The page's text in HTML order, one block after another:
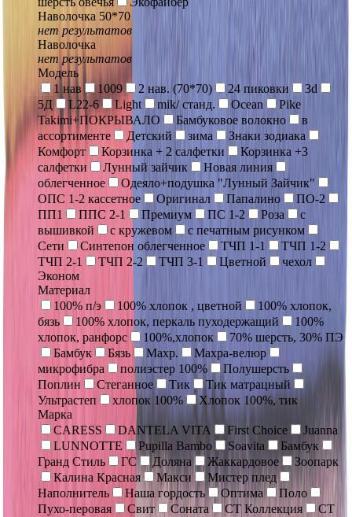
Наволочка 50*70
нет результатов
Наволочка
нет результатов
Модель
1 нав
1009 2 нав. (70*70) 24 пиковки
3d
5Д
L22-6 Light mik/ станд. Ocean
Pike
Takimi+ПОКРЫВАЛО
Бамбуковое волокно
в
ассортименте
Детский зима
Знаки зодиака
Комфорт
Корзинка + 2 салфетки
Корзинка +3
салфетки
Лунный зайчик
Новая линия
облегченное
Одеяло+подушка "Лунный Зайчик"
ОПС 1-2 кассетное
Оригинал Папалино
ПО-2
ПП1
ППС 2-1 Премиум ПС 1-2 Роза
с
вышивкой
с кружевом
с печатным рисунком
Сети
Синтепон облегченное ТЧП 1-1
ТЧП 1-2
ТЧП 2-1
ТЧП 2-2 ТЧП 3-1 Цветной
чехол
Эконом
Материал
100% п/э
100% хлопок , цветной
100% хлопок,
бязь
100% хлопок, перкаль пуходержащий
100%
хлопок, ранфорс
100%,хлопок
70% шерсть, 30% ПЭ
Бамбук
Бязь Махр.
Махра-велюр
микрофибра
полиэстер 100%
Полушерсть
Поплин
Стеганное Тик
Тик матрацный
Ультрастеп
хлопок 100%
Хлопок 100%, тик
Марка
CARESS
DANTELA VITA First Choice
Juanna
LUNNOTTE
Pupilla Bambo Soavita
Бамбук
Гранд Стиль
ГС Доляна Жаккардовое
Зоопарк
Калина Красная
Макси
Мистер плед
Наполнитель
Наша гордость Оптима
Поло
Пухо-перовая
Свит Соната СТ Коллекция
СТ